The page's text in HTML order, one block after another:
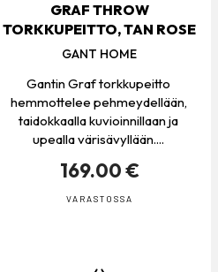
GRAF THROW
TORKKUPEITTO, TAN ROSE
GANT HOME
Gantin Graf torkkupeitto
hemmottelee pehmeydellään,
taidokkaalla kuvioinnillaan ja
upealla värisävyllään....
169.00 €
VARASTOSSA